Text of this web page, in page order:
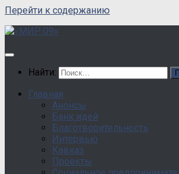
Перейти к содержанию
Найти:
Главная
Анонсы
Банк идей
Благотворительность
Интервью
Кавказ
Проекты